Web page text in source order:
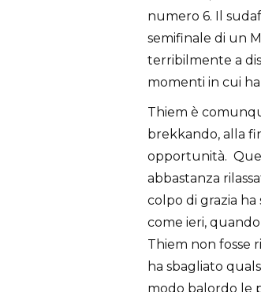
numero 6. Il
semifinale di un
terribilmente a
momenti in cui
Thiem è
brekkando, alla
opportunità.
abbastanza
colpo di grazia
come ieri,
Thiem non fosse
ha sbagliato
modo balordo le